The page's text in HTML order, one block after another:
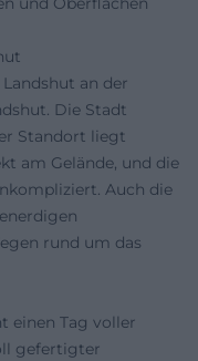
an der
Die Stadt
Standort liegt
am Gelände, und die
Auch die
rund um das
einen Tag voller
gefertigter